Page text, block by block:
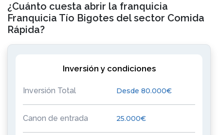
¿Cuánto cuesta abrir la franquicia
Franquicia Tío Bigotes del sector Comida
Rápida?
Inversión y condiciones
Inversión Total Desde 80.000€
Canon de entrada 25.000€